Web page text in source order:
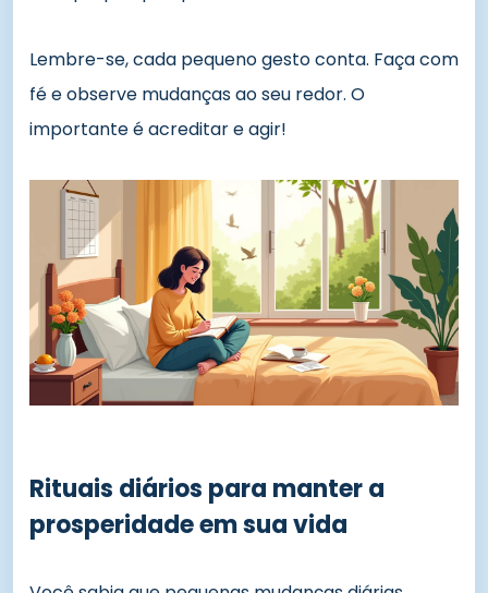
Lembre-se, cada pequeno gesto conta. Faça com
fé e observe mudanças ao seu redor. O
importante é acreditar e agir!
Rituais diários para manter a
prosperidade em sua vida